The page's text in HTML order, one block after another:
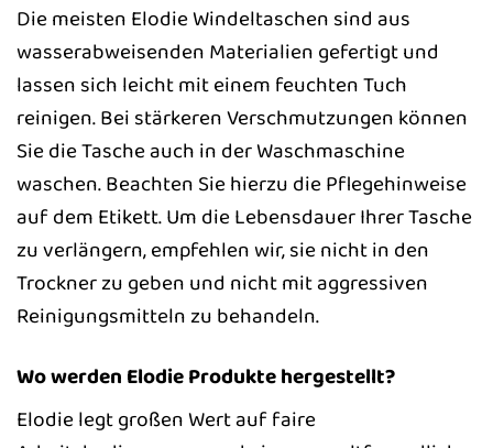
Die meisten Elodie Windeltaschen sind aus
wasserabweisenden Materialien gefertigt und
lassen sich leicht mit einem feuchten Tuch
reinigen. Bei stärkeren Verschmutzungen können
Sie die Tasche auch in der Waschmaschine
waschen. Beachten Sie hierzu die Pflegehinweise
auf dem Etikett. Um die Lebensdauer Ihrer Tasche
zu verlängern, empfehlen wir, sie nicht in den
Trockner zu geben und nicht mit aggressiven
Reinigungsmitteln zu behandeln.
Wo werden Elodie Produkte hergestellt?
Elodie legt großen Wert auf faire